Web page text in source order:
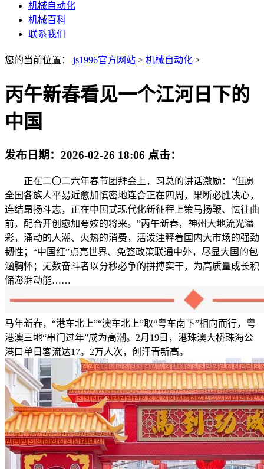
机械自动化
机械百科
联系我们
您的当前位置： js1996官方网站 > 机械自动化 >
丙午新春看见一个江河日下的
中国
发布日期： 2026-02-26 18:06 点击：
正在二〇二六年春节团拜会上，习总的讲话激励：“但愿
全国各族人平易近愈加慎密地连合正在四周，果断必胜决心，
连结昂扬斗志，正在中国式现代化新征程上策马扬鞭、怯往曲
前，配合开创愈加夸姣的将来。”丙午新春，神州大地流光溢
彩，涌动的人潮、火热的消费，活泼注释着国内大市场的强劲
韧性；“中国红”点亮世界、免签政策联通中外，尽显大国的包
涵胸怀；无数奋斗者以分秒必争的拼搏实干，为高质量成长积
储澎湃动能……
马年新春，“港车北上”“澳车北上”取“粤车南下”相向而行，粤
港澳三地“串门过年”成为高潮。2月19日，港珠澳大桥珠海公
港口单日客流达17。2万人次，创汗青新高。